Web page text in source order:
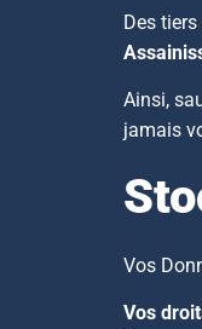
Des
Ainsi,
jamais
Vos
Vos